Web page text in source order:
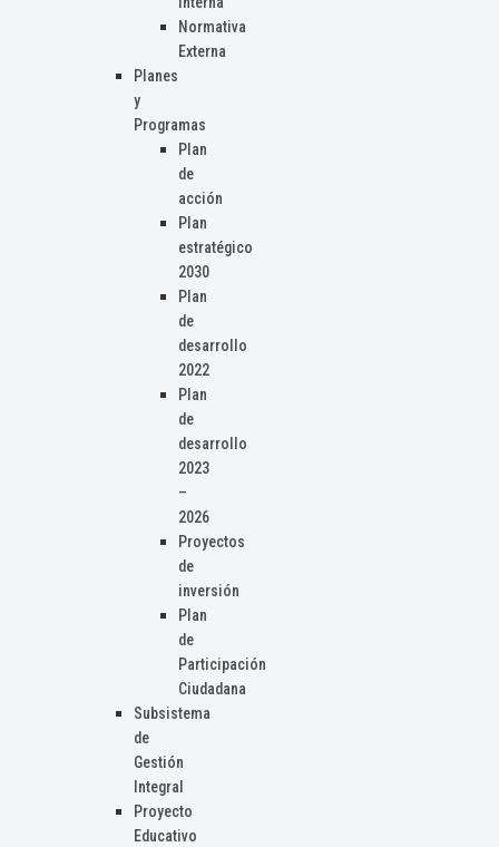
Normativa
Externa
Planes
y
Programas
Plan
de
acción
Plan
estratégico
2030
Plan
de
desarrollo
2022
Plan
de
desarrollo
2023
–
2026
Proyectos
de
inversión
Plan
de
Participación
Ciudadana
Subsistema
de
Gestión
Integral
Proyecto
Educativo